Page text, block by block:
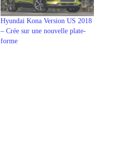
Hyundai Kona Version US 2018
– Crée sur une nouvelle plate-
forme